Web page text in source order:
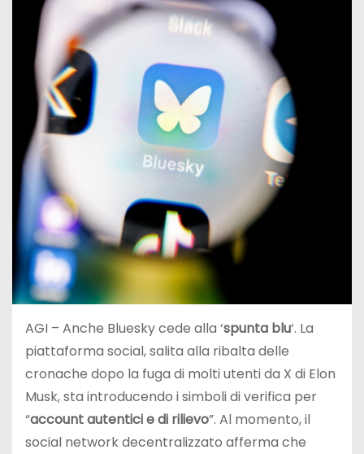
AGI – Anche Bluesky cede alla ‘spunta blu‘. La
piattaforma social, salita alla ribalta delle
cronache dopo la fuga di molti utenti da X di Elon
Musk, sta introducendo i simboli di verifica per
“account autentici e di rilievo”. Al momento, il
social network decentralizzato afferma che